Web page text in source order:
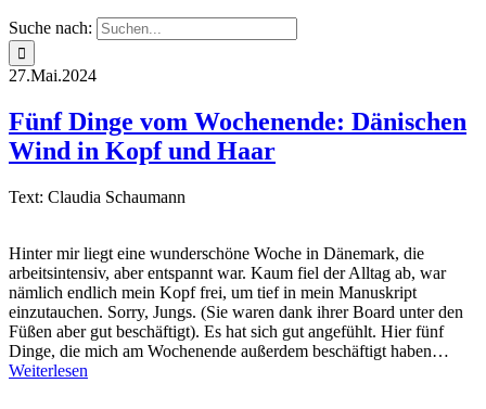
Suche nach:
27.Mai.2024
Fünf Dinge vom Wochenende: Dänischen
Wind in Kopf und Haar
Text: Claudia Schaumann
Hinter mir liegt eine wunderschöne Woche in Dänemark, die
arbeitsintensiv, aber entspannt war. Kaum fiel der Alltag ab, war
nämlich endlich mein Kopf frei, um tief in mein Manuskript
einzutauchen. Sorry, Jungs. (Sie waren dank ihrer Board unter den
Füßen aber gut beschäftigt). Es hat sich gut angefühlt. Hier fünf
Dinge, die mich am Wochenende außerdem beschäftigt haben…
Weiterlesen